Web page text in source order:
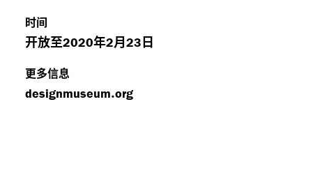
时间
开放至2020年2月23日
更多信息
designmuseum​.org